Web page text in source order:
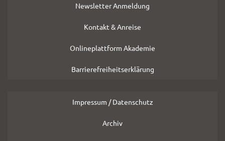
Newsletter Anmeldung
Kontakt & Anreise
Onlineplattform Akademie
Barrierefreiheitserklärung
Impressum / Datenschutz
Archiv